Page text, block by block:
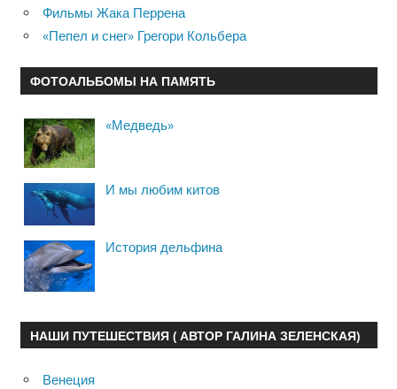
Фильмы Жака Перрена
«Пепел и снег» Грегори Кольбера
ФОТОАЛЬБОМЫ НА ПАМЯТЬ
«Медведь»
И мы любим китов
История дельфина
НАШИ ПУТЕШЕСТВИЯ ( АВТОР ГАЛИНА ЗЕЛЕНСКАЯ)
Венеция